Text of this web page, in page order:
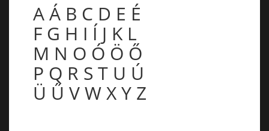
AÁ B C D E É
F G H I Í J K L
M N O Ó Ö Ő
P Q R S T U Ú
Ü Ű VWXY Z